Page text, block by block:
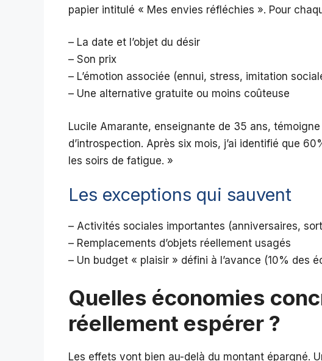
papier intitulé « Mes envies réfléchies ». Pour
– La date et l’objet du désir
– Son prix
– L’émotion associée (ennui, stress, imitation
– Une alternative gratuite ou moins coûteuse
Lucile Amarante, enseignante de 35 ans,
d’introspection. Après six mois, j’ai identifié que
les soirs de fatigue. »
Les exceptions qui sauvent
– Activités sociales importantes (anniversaires,
– Remplacements d’objets réellement usagés
– Un budget « plaisir » défini à l’avance (10% des
Quelles économies
réellement espérer ?
Les effets vont bien au-delà du montant épargné.